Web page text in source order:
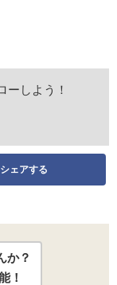
ーしよう！
シェアする
か？
！